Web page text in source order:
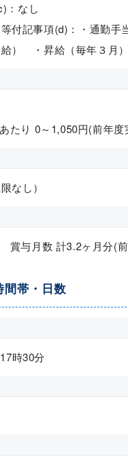
：なし
等付記事項(d)：・通勤
） ・昇給（毎年３月）
たり 0～1,050円(前年度
なし）
与月数 計3.2ヶ月分(前
間帯・日数
時30分